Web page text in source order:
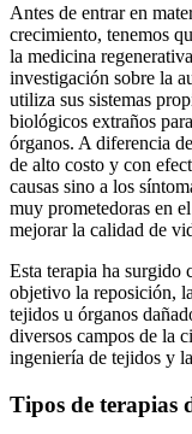
Antes de entrar en
crecimiento, tenemos
la medicina
investigación sobre la
utiliza sus sistemas
biológicos extraños
órganos. A diferencia
de alto costo y con
causas sino a los
muy prometedoras en
mejorar la calidad de
Esta terapia ha surgido
objetivo la reposición,
tejidos u órganos
diversos campos de la
ingeniería de tejidos y
Tipos de terapias